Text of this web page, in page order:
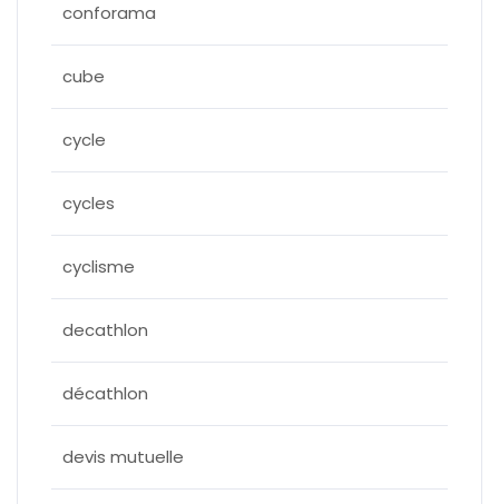
conforama
cube
cycle
cycles
cyclisme
decathlon
décathlon
devis mutuelle